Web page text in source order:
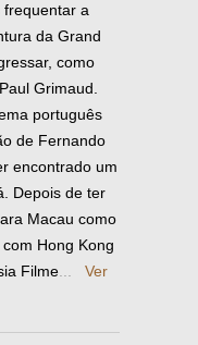
frequentar a
da Grand
como
Grimaud.
português
de Fernando
encontrado um
Depois de ter
Macau como
Hong Kong
Filme...
Ver